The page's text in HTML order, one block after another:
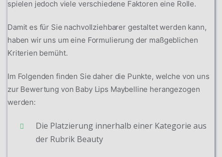
spielen jedoch viele verschiedene Faktoren eine Rolle.
Damit es für Sie nachvollziehbarer gestaltet werden kann,
haben wir uns um eine Formulierung der maßgeblichen
Kriterien bemüht.
Im Folgenden finden Sie daher die Punkte, welche von uns
zur Bewertung von Baby Lips Maybelline herangezogen
werden:
Die Platzierung innerhalb einer Kategorie aus
der Rubrik Beauty